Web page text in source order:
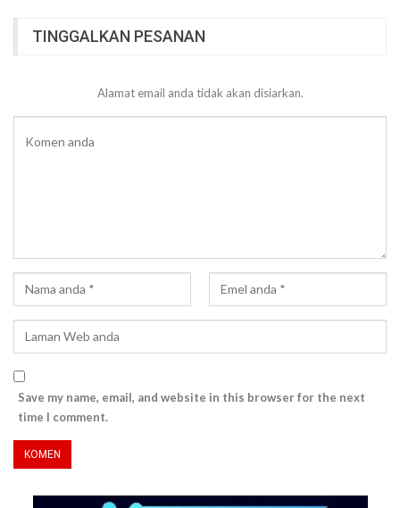
TINGGALKAN PESANAN
Alamat email anda tidak akan disiarkan.
Save my name, email, and website in this browser for the next
time I comment.